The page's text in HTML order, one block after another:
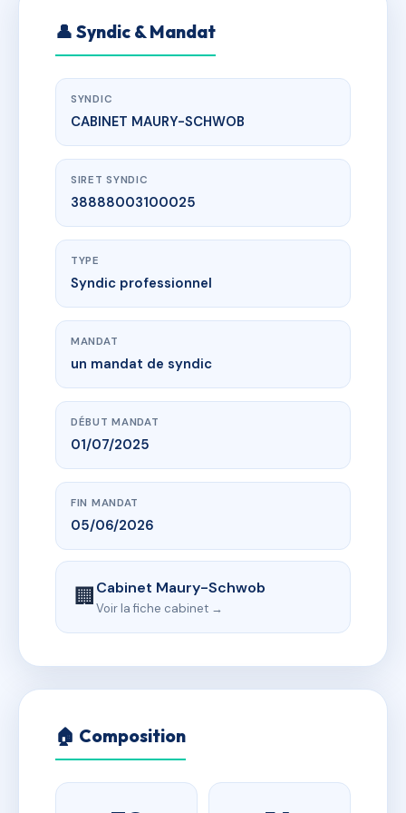
👤 Syndic & Mandat
SYNDIC
CABINET MAURY-SCHWOB
SIRET SYNDIC
38888003100025
TYPE
Syndic professionnel
MANDAT
un mandat de syndic
DÉBUT MANDAT
01/07/2025
FIN MANDAT
05/06/2026
🏢Cabinet Maury-Schwob
Voir la fiche cabinet →
🏠 Composition